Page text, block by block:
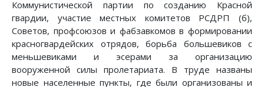
Коммунистической партии по созданию Красной
гвардии, участие местных комитетов РСДРП (б),
Советов, профсоюзов и фабзавкомов в формировании
красногвардейских отрядов, борьба большевиков с
меньшевиками и эсерами за организацию
вооруженной силы пролетариата. В труде названы
новые населенные пункты, где были организованы и